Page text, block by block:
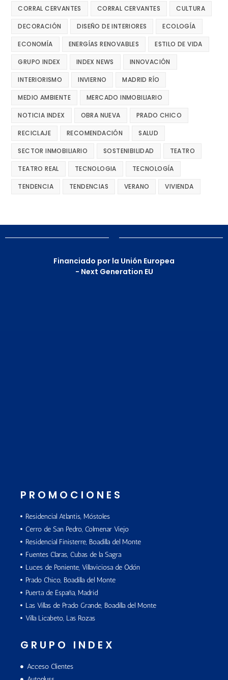
CORRAL CERVANTES CORRAL CERVANTES CULTURA
DECORACIÓN DISEÑO DE INTERIORES ECOLOGÍA
ECONOMÍA ENERGÍAS RENOVABLES ESTILO DE VIDA
GRUPO INDEX INDEX NEWS INNOVACIÓN
INTERIORISMO INVIERNO MADRID RÍO
MEDIO AMBIENTE MERCADO INMOBILIARIO
NOTICIA INDEX OBRA NUEVA PRADO CHICO
RECICLAJE RECOMENDACIÓN SALUD
SECTOR INMOBILIARIO SOSTENIBILIDAD TEATRO
TEATRO REAL TECNOLOGIA TECNOLOGÍA
TENDENCIA TENDENCIAS VERANO VIVIENDA
Financiado por la Unión Europea
- Next Generation EU
PROMOCIONES
Residencial Atlantis, Móstoles
Cerro de San Pedro, Colmenar Viejo
Residencial Finisterre, Boadilla del Monte
Fuentes Claras, Cubas de la Sagra
Luces de Poniente, Villaviciosa de Odón
Prado Chico, Boadilla del Monte
Puerta de España, Madrid
Las Villas de Prado Grande, Boadilla del Monte
Villa Licabeto, Las Rozas
GRUPO INDEX
Acceso Clientes